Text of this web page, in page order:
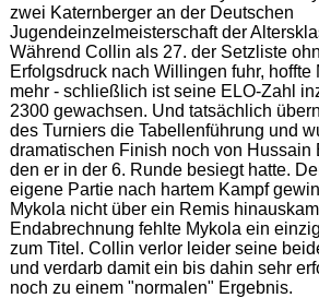
zwei Katernberger an der Deutschen
Jugendeinzelmeisterschaft der
Während Collin als 27. der Setzliste
Erfolgsdruck nach Willingen fuhr, hoffte
mehr - schließlich ist seine ELO-Zahl
2300 gewachsen. Und tatsächlich
des Turniers die Tabellenführung und
dramatischen Finish noch von Hussain
den er in der 6. Runde besiegt hatte.
eigene Partie nach hartem Kampf
Mykola nicht über ein Remis
Endabrechnung fehlte Mykola ein
zum Titel. Collin verlor leider seine
und verdarb damit ein bis dahin sehr
noch zu einem "normalen" Ergebnis.